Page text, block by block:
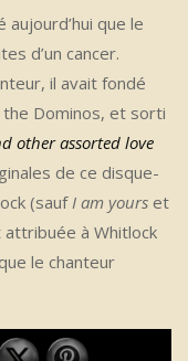
aujourd’hui que le
d’un cancer.
il avait fondé
the Dominos, et sorti
other assorted love
de ce disque-
(sauf I am yours et
attribuée à Whitlock
le chanteur